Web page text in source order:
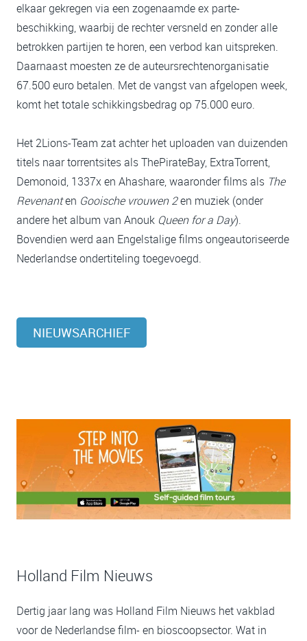
elkaar gekregen via een zogenaamde ex parte-
beschikking, waarbij de rechter versneld en zonder alle
betrokken partijen te horen, een verbod kan uitspreken.
Daarnaast moesten ze de auteursrechtenorganisatie
67.500 euro betalen. Met de vangst van afgelopen week,
komt het totale schikkingsbedrag op 75.000 euro.
Het 2Lions-Team zat achter het uploaden van duizenden
titels naar torrentsites als ThePirateBay, ExtraTorrent,
Demonoid, 1337x en Ahashare, waaronder films als The
Revenanten Gooische vrouwen 2en muziek (onder
andere het album van Anouk Queen for a Day).
Bovendien werd aan Engelstalige films ongeautoriseerde
Nederlandse ondertiteling toegevoegd.
NIEUWSARCHIEF
Holland Film Nieuws
Dertig jaar lang was Holland Film Nieuws het vakblad
voor de Nederlandse film- en bioscoopsector. Wat in